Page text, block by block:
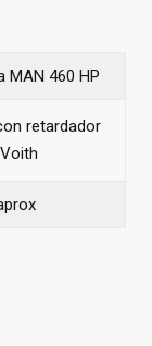
MAN 460 HP
retardador